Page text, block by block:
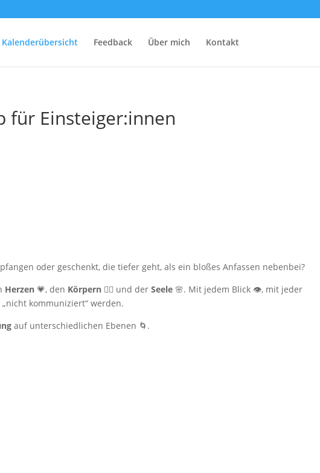
Kalenderübersicht Feedback Über mich Kontakt
für Einsteiger:innen
oder geschenkt, die tiefer geht, als ein bloßes Anfassen nebenbei?
Herzen 💗, den Körpern 🧘‍♀️ und der Seele 🌸. Mit jedem Blick 👁️, mit jeder
kommuniziert“ werden.
auf unterschiedlichen Ebenen 🌀.